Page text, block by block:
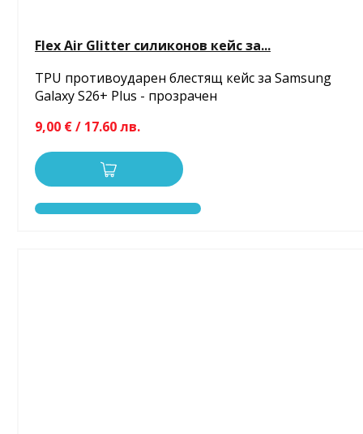
Flex Air Glitter силиконов кейс за...
TPU противоударен блестящ кейс за Samsung
Galaxy S26+ Plus - прозрачен
9,00 € / 17.60 лв.